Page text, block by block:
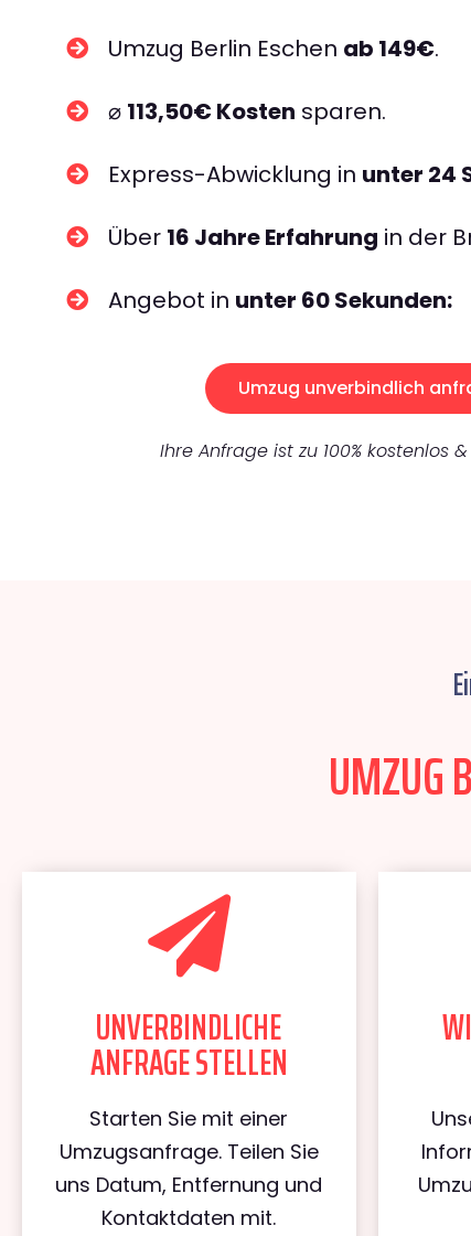
Umzug Berlin Eschen ab 149€.
⌀ 113,50€ Kosten sparen.
Express-Abwicklung in unter 24
Über 16 Jahre Erfahrung in der
Angebot in unter 60 Sekunden:
Umzug unverbindlich
Ihre Anfrage ist zu 100% kostenlos
UMZUG
UNVERBINDLICHE
ANFRAGE STELLEN
Starten Sie mit einer
Umzugsanfrage. Teilen Sie
uns Datum, Entfernung und
Kontaktdaten mit.